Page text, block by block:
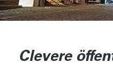
Clevere